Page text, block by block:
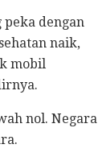
dengan
naik,
mobil
nol. Negara